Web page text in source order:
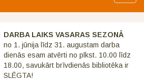
DARBA LAIKS VASARAS SEZONĀ
no 1. jūnija līdz 31. augustam darba
dienās esam atvērti no plkst. 10.00 līdz
18.00, savukārt brīvdienās bibliotēka ir
SLĒGTA!